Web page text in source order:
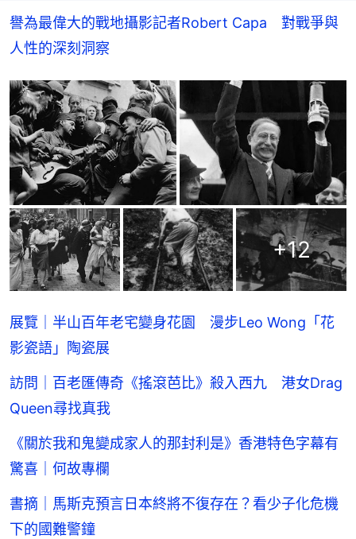
譽為最偉大的戰地攝影記者Robert Capa　對戰爭與
人性的深刻洞察
+12
展覽｜半山百年老宅變身花園 漫步Leo Wong「花
影瓷語」陶瓷展
訪問｜百老匯傳奇《搖滾芭比》殺入西九 港女Drag
Queen尋找真我
《關於我和鬼變成家人的那封利是》香港特色字幕有
驚喜｜何故專欄
書摘｜馬斯克預言日本終將不復存在？看少子化危機
下的國難警鐘